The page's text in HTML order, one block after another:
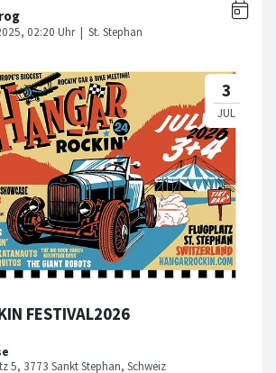
FESTIVAL2026
5, 3773 Sankt Stephan, Schweiz